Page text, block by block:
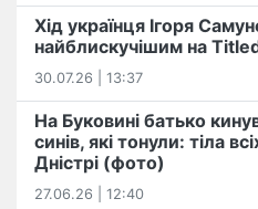
Хід українця Ігоря
найблискучішим на
30.07.26 | 13:37
На Буковині батько
синів, які тонули: тіла
Дністрі (фото)
27.06.26 | 12:40